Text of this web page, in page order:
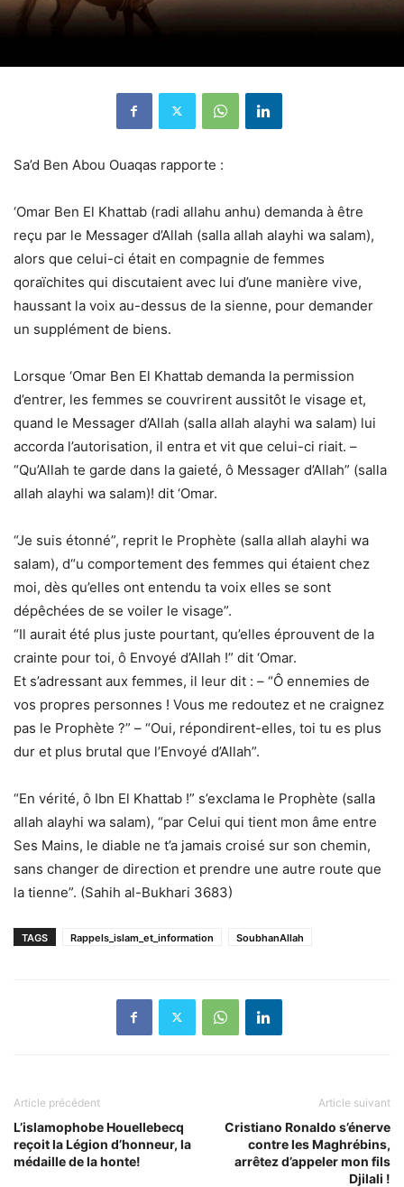
Sa’d Ben Abou Ouaqas rapporte :
‘Omar Ben El Khattab (radi allahu anhu) demanda à être
reçu par le Messager d’Allah (salla allah alayhi wa salam),
alors que celui-ci était en compagnie de femmes
qoraïchites qui discutaient avec lui d’une manière vive,
haussant la voix au-dessus de la sienne, pour demander
un supplément de biens.
Lorsque ‘Omar Ben El Khattab demanda la permission
d’entrer, les femmes se couvrirent aussitôt le visage et,
quand le Messager d’Allah (salla allah alayhi wa salam) lui
accorda l’autorisation, il entra et vit que celui-ci riait. –
“Qu’Allah te garde dans la gaieté, ô Messager d’Allah” (salla
allah alayhi wa salam)! dit ‘Omar.
“Je suis étonné”, reprit le Prophète (salla allah alayhi wa
salam), d“u comportement des femmes qui étaient chez
moi, dès qu’elles ont entendu ta voix elles se sont
dépêchées de se voiler le visage”.
“Il aurait été plus juste pourtant, qu’elles éprouvent de la
crainte pour toi, ô Envoyé d’Allah !” dit ‘Omar.
Et s’adressant aux femmes, il leur dit : – “Ô ennemies de
vos propres personnes ! Vous me redoutez et ne craignez
pas le Prophète ?” – “Oui, répondirent-elles, toi tu es plus
dur et plus brutal que l’Envoyé d’Allah”.
“En vérité, ô Ibn El Khattab !” s’exclama le Prophète (salla
allah alayhi wa salam), “par Celui qui tient mon âme entre
Ses Mains, le diable ne t’a jamais croisé sur son chemin,
sans changer de direction et prendre une autre route que
la tienne”. (Sahih al-Bukhari 3683)
TAGS Rappels_islam_et_information SoubhanAllah
Article précédent
L’islamophobe Houellebecq
reçoit la Légion d’honneur, la
médaille de la honte!
Article suivant
Cristiano Ronaldo s’énerve
contre les Maghrébins,
arrêtez d’appeler mon fils
Djilali !